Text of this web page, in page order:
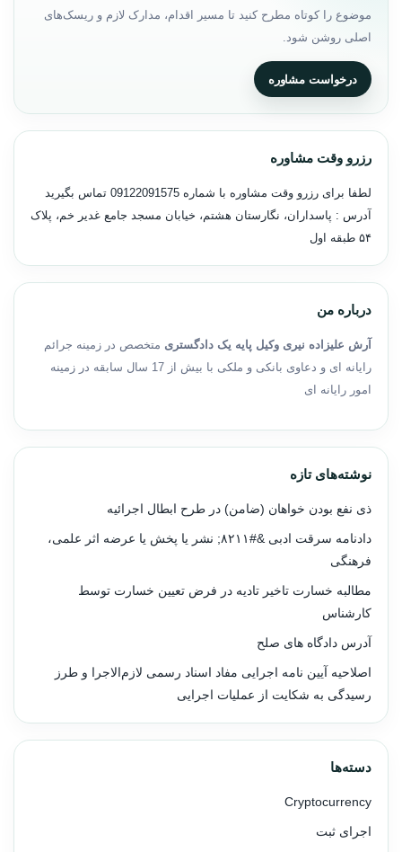
موضوع را کوتاه مطرح کنید تا مسیر اقدام، مدارک لازم و ریسک‌های
اصلی روشن شود.
درخواست مشاوره
رزرو وقت مشاوره
لطفا برای رزرو وقت مشاوره با شماره 09122091575 تماس بگیرید
آدرس : پاسداران، نگارستان هشتم، خیابان مسجد جامع غدیر خم، پلاک
۵۴ طبقه اول
درباره من
آرش علیزاده نیری وکیل پایه یک دادگستری متخصص در زمینه جرائم
رایانه ای و دعاوی بانکی و ملکی با بیش از 17 سال سابقه در زمینه
امور رایانه ای
نوشته‌های تازه
ذی نفع بودن خواهان (ضامن) در طرح ابطال اجرائیه
دادنامه سرقت ادبی &#۸۲۱۱; نشر یا پخش یا عرضه اثر علمی،
فرهنگی
مطالبه خسارت تاخیر تادیه در فرض تعیین خسارت توسط
کارشناس
آدرس دادگاه های صلح
اصلاحیه آیین نامه اجرایی مفاد اسناد رسمی لازم‌الاجرا و طرز
رسیدگی به شکایت از عملیات اجرایی
دسته‌ها
Cryptocurrency
اجرای ثبت